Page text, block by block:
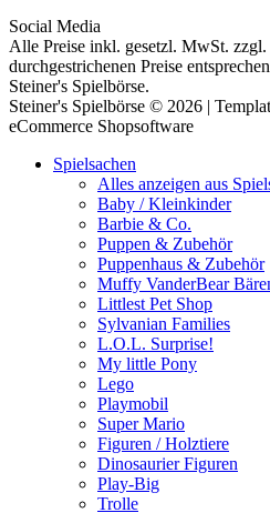
Social Media
Alle Preise inkl. gesetzl. MwSt. zzgl.
durchgestrichenen Preise
Steiner's Spielbörse.
Steiner's Spielbörse © 2026 |
eCommerce Shopsoftware
Spielsachen
Alles anzeigen aus
Baby / Kleinkinder
Barbie & Co.
Puppen & Zubehör
Puppenhaus & Zubehör
Muffy VanderBear
Littlest Pet Shop
Sylvanian Families
L.O.L. Surprise!
My little Pony
Lego
Playmobil
Super Mario
Figuren / Holztiere
Dinosaurier Figuren
Play-Big
Trolle